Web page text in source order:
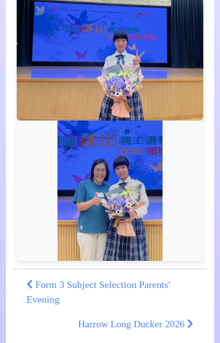
Form 3 Subject Selection Parents'
Evening
Harrow Long Ducker 2026